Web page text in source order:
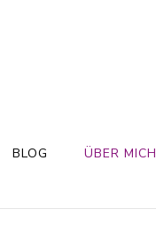
BLOG ÜBER MICH